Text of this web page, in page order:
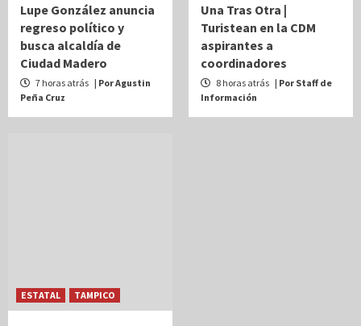
Lupe González anuncia
regreso político y
busca alcaldía de
Ciudad Madero
7 horas atrás | Por Agustin
Peña Cruz
Una Tras Otra |
Turistean en la CDM
aspirantes a
coordinadores
8 horas atrás | Por Staff de
Información
ESTATAL TAMPICO